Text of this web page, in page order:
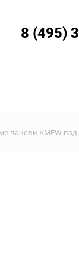
8 (495)
панели KMEW